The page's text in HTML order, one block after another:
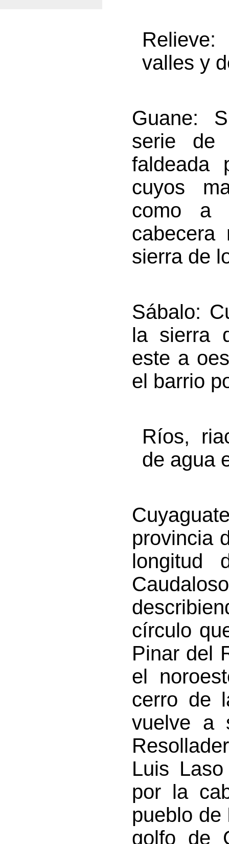
valles y
Guane:
serie de
faldeada
cuyos
como a
cabecera
sierra de
Sábalo:
la sierra
este a
el barrio
Ríos,
de agua
provincia
longitud
círculo
Pinar del
el
cerro de
vuelve a
Luis
por la
pueblo de
golfo de